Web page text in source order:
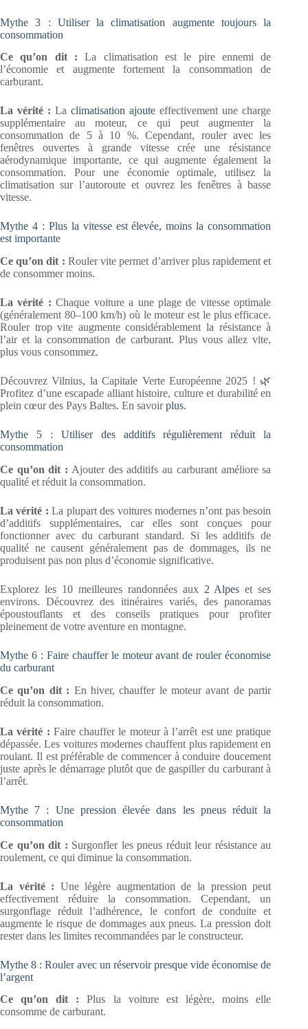
Mythe 3 : Utiliser la climatisation augmente toujours la
consommation
Ce qu’on dit : La climatisation est le pire ennemi de
l’économie et augmente fortement la consommation de
carburant.
La vérité : Laclimatisation ajoute effectivement une charge
supplémentaire au moteur, ce qui peut augmenter la
consommation de 5 à 10 %. Cependant, rouler avec les
fenêtres ouvertes à grande vitesse crée une résistance
aérodynamique importante, ce qui augmente également la
consommation. Pour une économie optimale, utilisez la
climatisation sur l’autoroute et ouvrez les fenêtres à basse
vitesse.
Mythe 4 : Plus la vitesse est élevée, moins la consommation
est importante
Ce qu’on dit : Rouler vite permet d’arriver plus rapidement et
de consommer moins.
La vérité : Chaque voiture a une plage de vitesse optimale
(généralement 80–100 km/h) où le moteur est le plus efficace.
Rouler trop vite augmente considérablement la résistance à
l’air et la consommation de carburant. Plus vous allez vite,
plus vous consommez.
Découvrez Vilnius, la Capitale Verte Européenne 2025 ! 🌿
Profitez d’une escapade alliant histoire, culture et durabilité en
plein cœur des Pays Baltes. En savoirplus.
Mythe 5 : Utiliser des additifs régulièrement réduit la
consommation
Ce qu’on dit : Ajouter des additifs au carburant améliore sa
qualité et réduit la consommation.
La vérité : La plupart des voitures modernes n’ont pas besoin
d’additifs supplémentaires, car elles sont conçues pour
fonctionner avec du carburant standard. Si les additifs de
qualité ne causent généralement pas de dommages, ils ne
produisent pas non plus d’économie significative.
Explorez les 10 meilleures randonnées aux 2 Alpes et ses
environs. Découvrez des itinéraires variés, des panoramas
époustouflants et des conseils pratiques pour profiter
pleinement de votre aventure en montagne.
Mythe 6 : Faire chauffer le moteur avant de rouler économise
du carburant
Ce qu’on dit : En hiver, chauffer le moteur avant de partir
réduit la consommation.
La vérité : Faire chauffer le moteur à l’arrêt est une pratique
dépassée. Les voitures modernes chauffent plus rapidement en
roulant. Il est préférable de commencer à conduire doucement
juste après le démarrage plutôt que de gaspiller du carburant à
l’arrêt.
Mythe 7 : Une pression élevée dans les pneus réduit la
consommation
Ce qu’on dit : Surgonfler les pneus réduit leur résistance au
roulement, ce qui diminue la consommation.
La vérité : Une légère augmentation de la pression peut
effectivement réduire la consommation. Cependant, un
surgonflage réduit l’adhérence, le confort de conduite et
augmente le risque de dommages aux pneus. La pression doit
rester dans les limites recommandées par le constructeur.
Mythe 8 : Rouler avec un réservoir presque vide économise de
l’argent
Ce qu’on dit : Plus la voiture est légère, moins elle
consomme de carburant.